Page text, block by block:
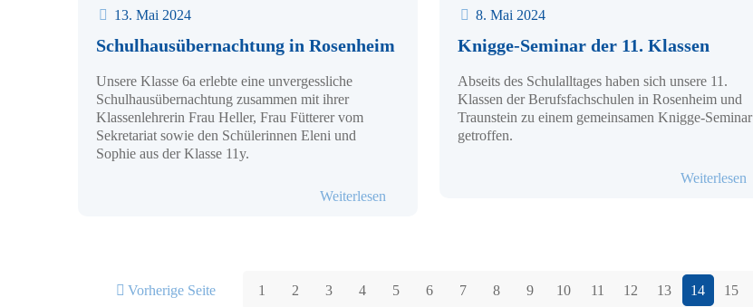
13. Mai 2024
Schulhausübernachtung in Rosenheim
Unsere Klasse 6a erlebte eine unvergessliche
Schulhausübernachtung zusammen mit ihrer
Klassenlehrerin Frau Heller, Frau Fütterer vom
Sekretariat sowie den Schülerinnen Eleni und
Sophie aus der Klasse 11y.
Weiterlesen- Schulhausübernachtung in Rosenheim
8. Mai 2024
Knigge-Seminar der 11. Klassen
Abseits des Schulalltages haben sich unsere 11.
Klassen der Berufsfachschulen in Rosenheim und
Traunstein zu einem gemeinsamen Knigge-Seminar
getroffen.
Weiterlesen
Vorherige Seite 1 2 3 4 5 6 7 8 9 10 11 12 13 14 15